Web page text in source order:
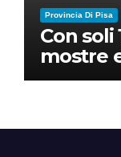
Provincia Di Pisa
Con
mostre